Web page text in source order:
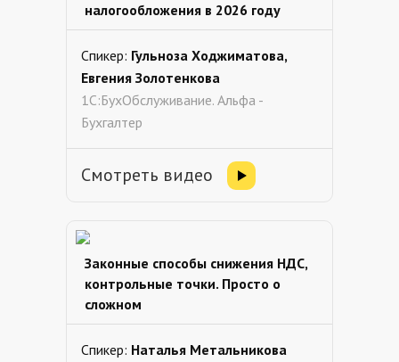
налогообложения в 2026 году
Спикер: Гульноза Ходжиматова,
Евгения Золотенкова
1С:БухОбслуживание. Альфа -
Бухгалтер
Смотреть видео
Законные способы снижения НДС,
контрольные точки. Просто о
сложном
Спикер: Наталья Метальникова